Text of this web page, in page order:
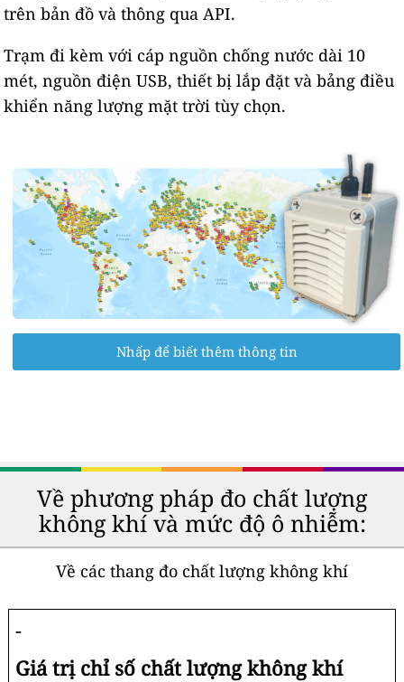
trên bản đồ và thông qua API.
Trạm đi kèm với cáp nguồn chống nước dài 10
mét, nguồn điện USB, thiết bị lắp đặt và bảng điều
khiển năng lượng mặt trời tùy chọn.
Nhấp để biết thêm thông tin
Về phương pháp đo chất lượng
không khí và mức độ ô nhiễm:
Về các thang đo chất lượng không khí
-
Giá trị chỉ số chất lượng không khí